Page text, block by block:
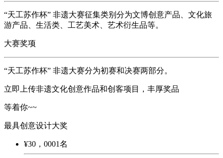
“天工苏作杯” 非遗大赛征集类别分为文博创意产品、文化旅
游产品、生活类、工艺美术、艺术衍生品等。
大赛奖项
“天工苏作杯” 非遗大赛分为初赛和决赛两部分。
立即上传非遗文化创意作品和创客项目，丰厚奖品
等着你~~
最具创意设计大奖
¥30 ， 0001名